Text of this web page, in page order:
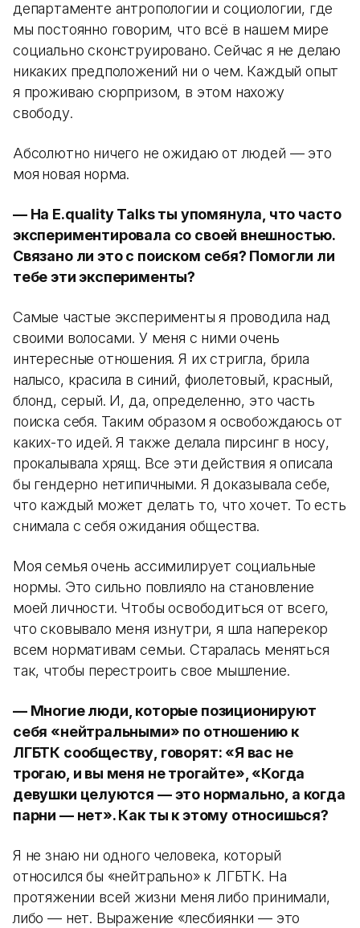
департаменте антропологии и социологии, где
мы постоянно говорим, что всё в нашем мире
социально сконструировано. Сейчас я не делаю
никаких предположений ни о чем. Каждый опыт
я проживаю сюрпризом, в этом нахожу
свободу.
Абсолютно ничего не ожидаю от людей — это
моя новая норма.
— На E.quality Talks ты упомянула, что часто
экспериментировала со своей внешностью.
Связано ли это с поиском себя? Помогли ли
тебе эти эксперименты?
Самые частые эксперименты я проводила над
своими волосами. У меня с ними очень
интересные отношения. Я их стригла, брила
налысо, красила в синий, фиолетовый, красный,
блонд, серый. И, да, определенно, это часть
поиска себя. Таким образом я освобождаюсь от
каких-то идей. Я также делала пирсинг в носу,
прокалывала хрящ. Все эти действия я описала
бы гендерно нетипичными. Я доказывала себе,
что каждый может делать то, что хочет. То есть
снимала с себя ожидания общества.
Моя семья очень ассимилирует социальные
нормы. Это сильно повлияло на становление
моей личности. Чтобы освободиться от всего,
что сковывало меня изнутри, я шла наперекор
всем нормативам семьи. Старалась меняться
так, чтобы перестроить свое мышление.
—​​​​​​​ ​​​​​​​​​​​​​​Многие люди, которые позиционируют
себя «нейтральными» по отношению к
ЛГБТК сообществу, говорят: «Я вас не
трогаю, и вы меня не трогайте», «Когда
девушки целуются — это нормально, а когда
парни — нет»​​​​​​​. Как ты к этому относишься?
Я не знаю ни одного человека, который
относился бы «нейтрально» к ЛГБТК. На
протяжении всей жизни меня либо принимали,
либо — нет. Выражение «лесбиянки — это